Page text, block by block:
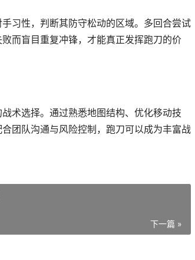
习性，判断其防守松动的区域。多回合尝试
而盲目重复冲锋，才能真正发挥跑刀的价
术选择。通过熟悉地图结构、优化移动技
团队沟通与风险控制，跑刀可以成为丰富战
下一篇 »